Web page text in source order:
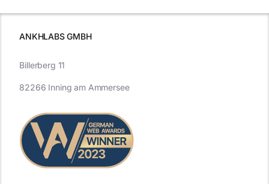
ANKHLABS GMBH
Billerberg 11
82266 Inning am Ammersee